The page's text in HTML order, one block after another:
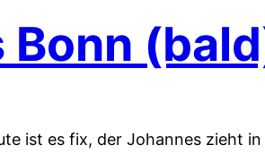
Bonn
ist es fix, der Johannes zieht